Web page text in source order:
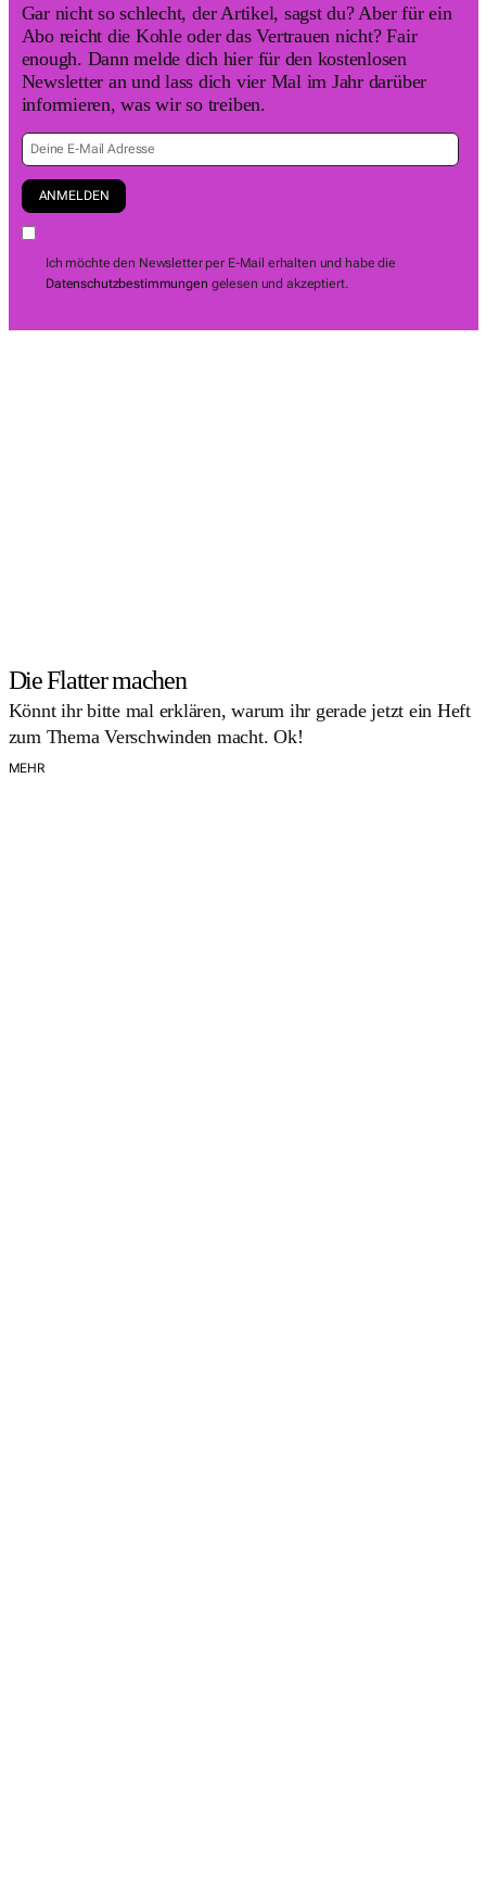
Gar nicht so schlecht, der Artikel, sagst du? Aber für ein
Abo reicht die Kohle oder das Vertrauen nicht? Fair
enough. Dann melde dich hier für den kostenlosen
Newsletter an und lass dich vier Mal im Jahr darüber
informieren, was wir so treiben.
Ich möchte den Newsletter per E-Mail erhalten und habe die
Datenschutzbestimmungen gelesen und akzeptiert.
Die Flatter machen
Könnt ihr bitte mal erklären, warum ihr gerade jetzt ein Heft
zum Thema Verschwinden macht. Ok!
MEHR